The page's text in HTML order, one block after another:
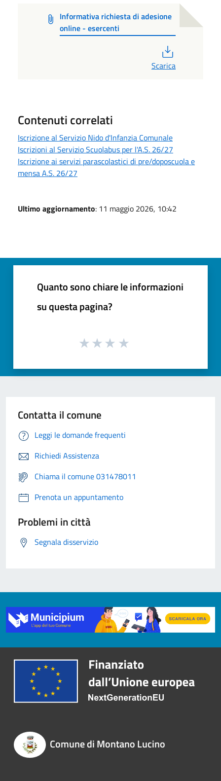
Informativa richiesta di adesione
online - esercenti
Scarica
Contenuti correlati
Iscrizione al Servizio Nido d'Infanzia Comunale
Iscrizioni al Servizio Scuolabus per l'A.S. 26/27
Iscrizione ai servizi parascolastici di pre/doposcuola e
mensa A.S. 26/27
Ultimo aggiornamento: 11 maggio 2026, 10:42
Quanto sono chiare le informazioni
su questa pagina?
Contatta il comune
Leggi le domande frequenti
Richiedi Assistenza
Chiama il comune 031478011
Prenota un appuntamento
Problemi in città
Segnala disservizio
Comune di Montano Lucino